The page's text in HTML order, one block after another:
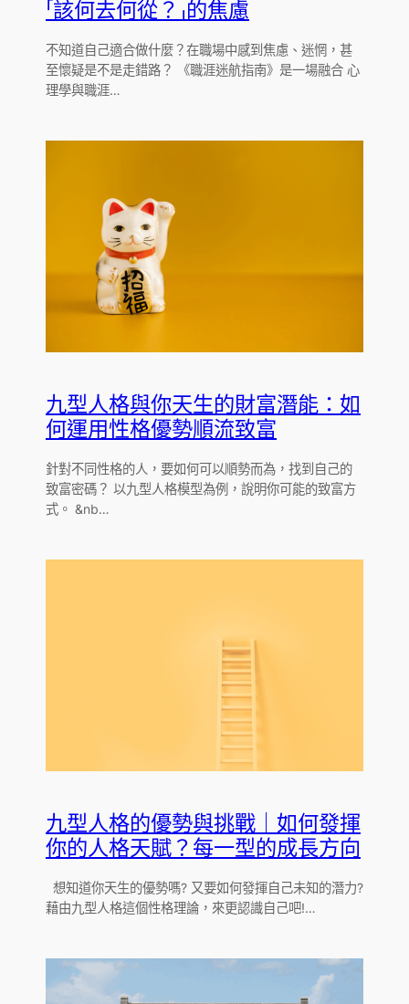
「該何去何從？」的焦慮
不知道自己適合做什麼？在職場中感到焦慮、迷惘，甚
至懷疑是不是走錯路？ 《職涯迷航指南》是一場融合 心
理學與職涯…
九型人格與你天生的財富潛能：如
何運用性格優勢順流致富
針對不同性格的人，要如何可以順勢而為，找到自己的
致富密碼？ 以九型人格模型為例，說明你可能的致富方
式。 &nb…
九型人格的優勢與挑戰｜如何發揮
你的人格天賦？每一型的成長方向
想知道你天生的優勢嗎? 又要如何發揮自己未知的潛力?
藉由九型人格這個性格理論，來更認識自己吧!…